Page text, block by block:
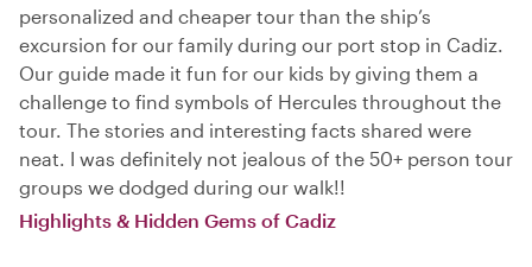
personalized and cheaper tour than the ship’s
excursion for our family during our port stop in Cadiz.
Our guide made it fun for our kids by giving them a
challenge to find symbols of Hercules throughout the
tour. The stories and interesting facts shared were
neat. I was definitely not jealous of the 50+ person tour
groups we dodged during our walk!!
Highlights & Hidden Gems of Cadiz